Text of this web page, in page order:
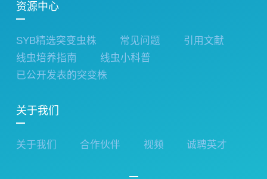
资源中心
SYB精选突变虫株 常见问题
引用文献
线虫培养指南
线虫小科普
已公开发表的突变株
关于我们
关于我们 合作伙伴 视频 诚聘英才